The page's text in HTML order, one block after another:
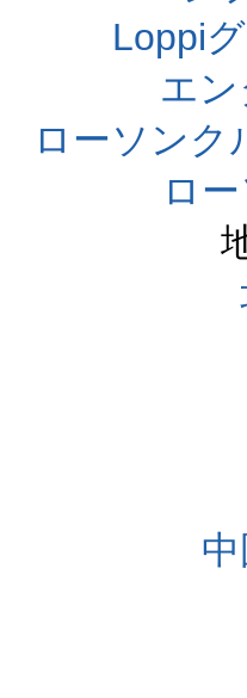
Loppi
エ
ローソンク
ロ